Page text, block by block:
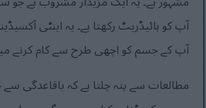
آپ کو ہائیڈریٹ رکھتا ہے۔ یہ اینٹی
آپ کے جسم کو اچھی طرح سے کام کرنے
مطالعات سے پتہ چلتا ہے کہ باقاعدگی سے